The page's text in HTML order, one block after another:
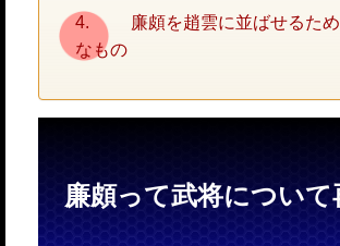
廉頗を趙雲に並ばせるた
なもの
廉頗って武将について